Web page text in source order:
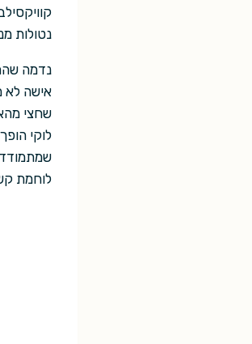
נטולות
נדמה
אישה לא
שחצי
לוקי
לוחמת